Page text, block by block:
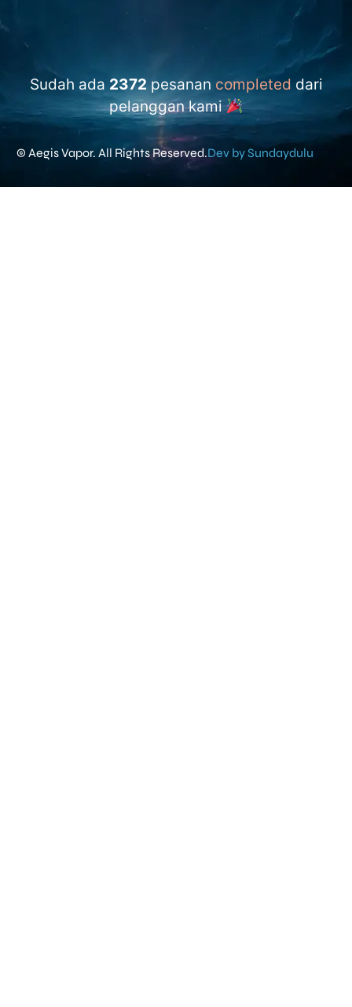
Sudah ada 2372 pesanan completed dari
pelanggan kami
© Aegis Vapor. All Rights Reserved.Dev by Sundaydulu